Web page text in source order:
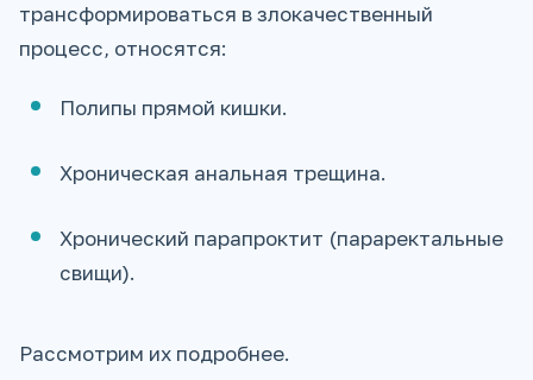
трансформироваться в злокачественный
процесс, относятся:
Полипы прямой кишки.
Хроническая анальная трещина.
Хронический парапроктит (параректальные
свищи).
Рассмотрим их подробнее.